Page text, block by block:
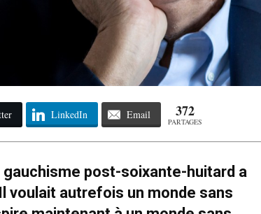
LinkedIn Email 372
PARTAGES
post-soixante-huitard a
voulait autrefois un monde sans